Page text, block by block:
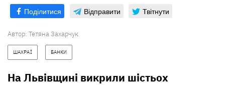
Поділитися Відправити Твітнути
Автор: Тетяна Захарчук
ШАХРАЇ БАНКИ
На Львівщині викрили шістьох